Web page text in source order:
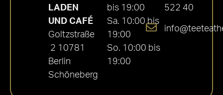
LADEN
UND CAFÉ
Goltzstraße
2 10781
Berlin
Schöneberg
bis 19:00
Sa. 10:00 bis
19:00
So. 10:00 bis
19:00
522 40